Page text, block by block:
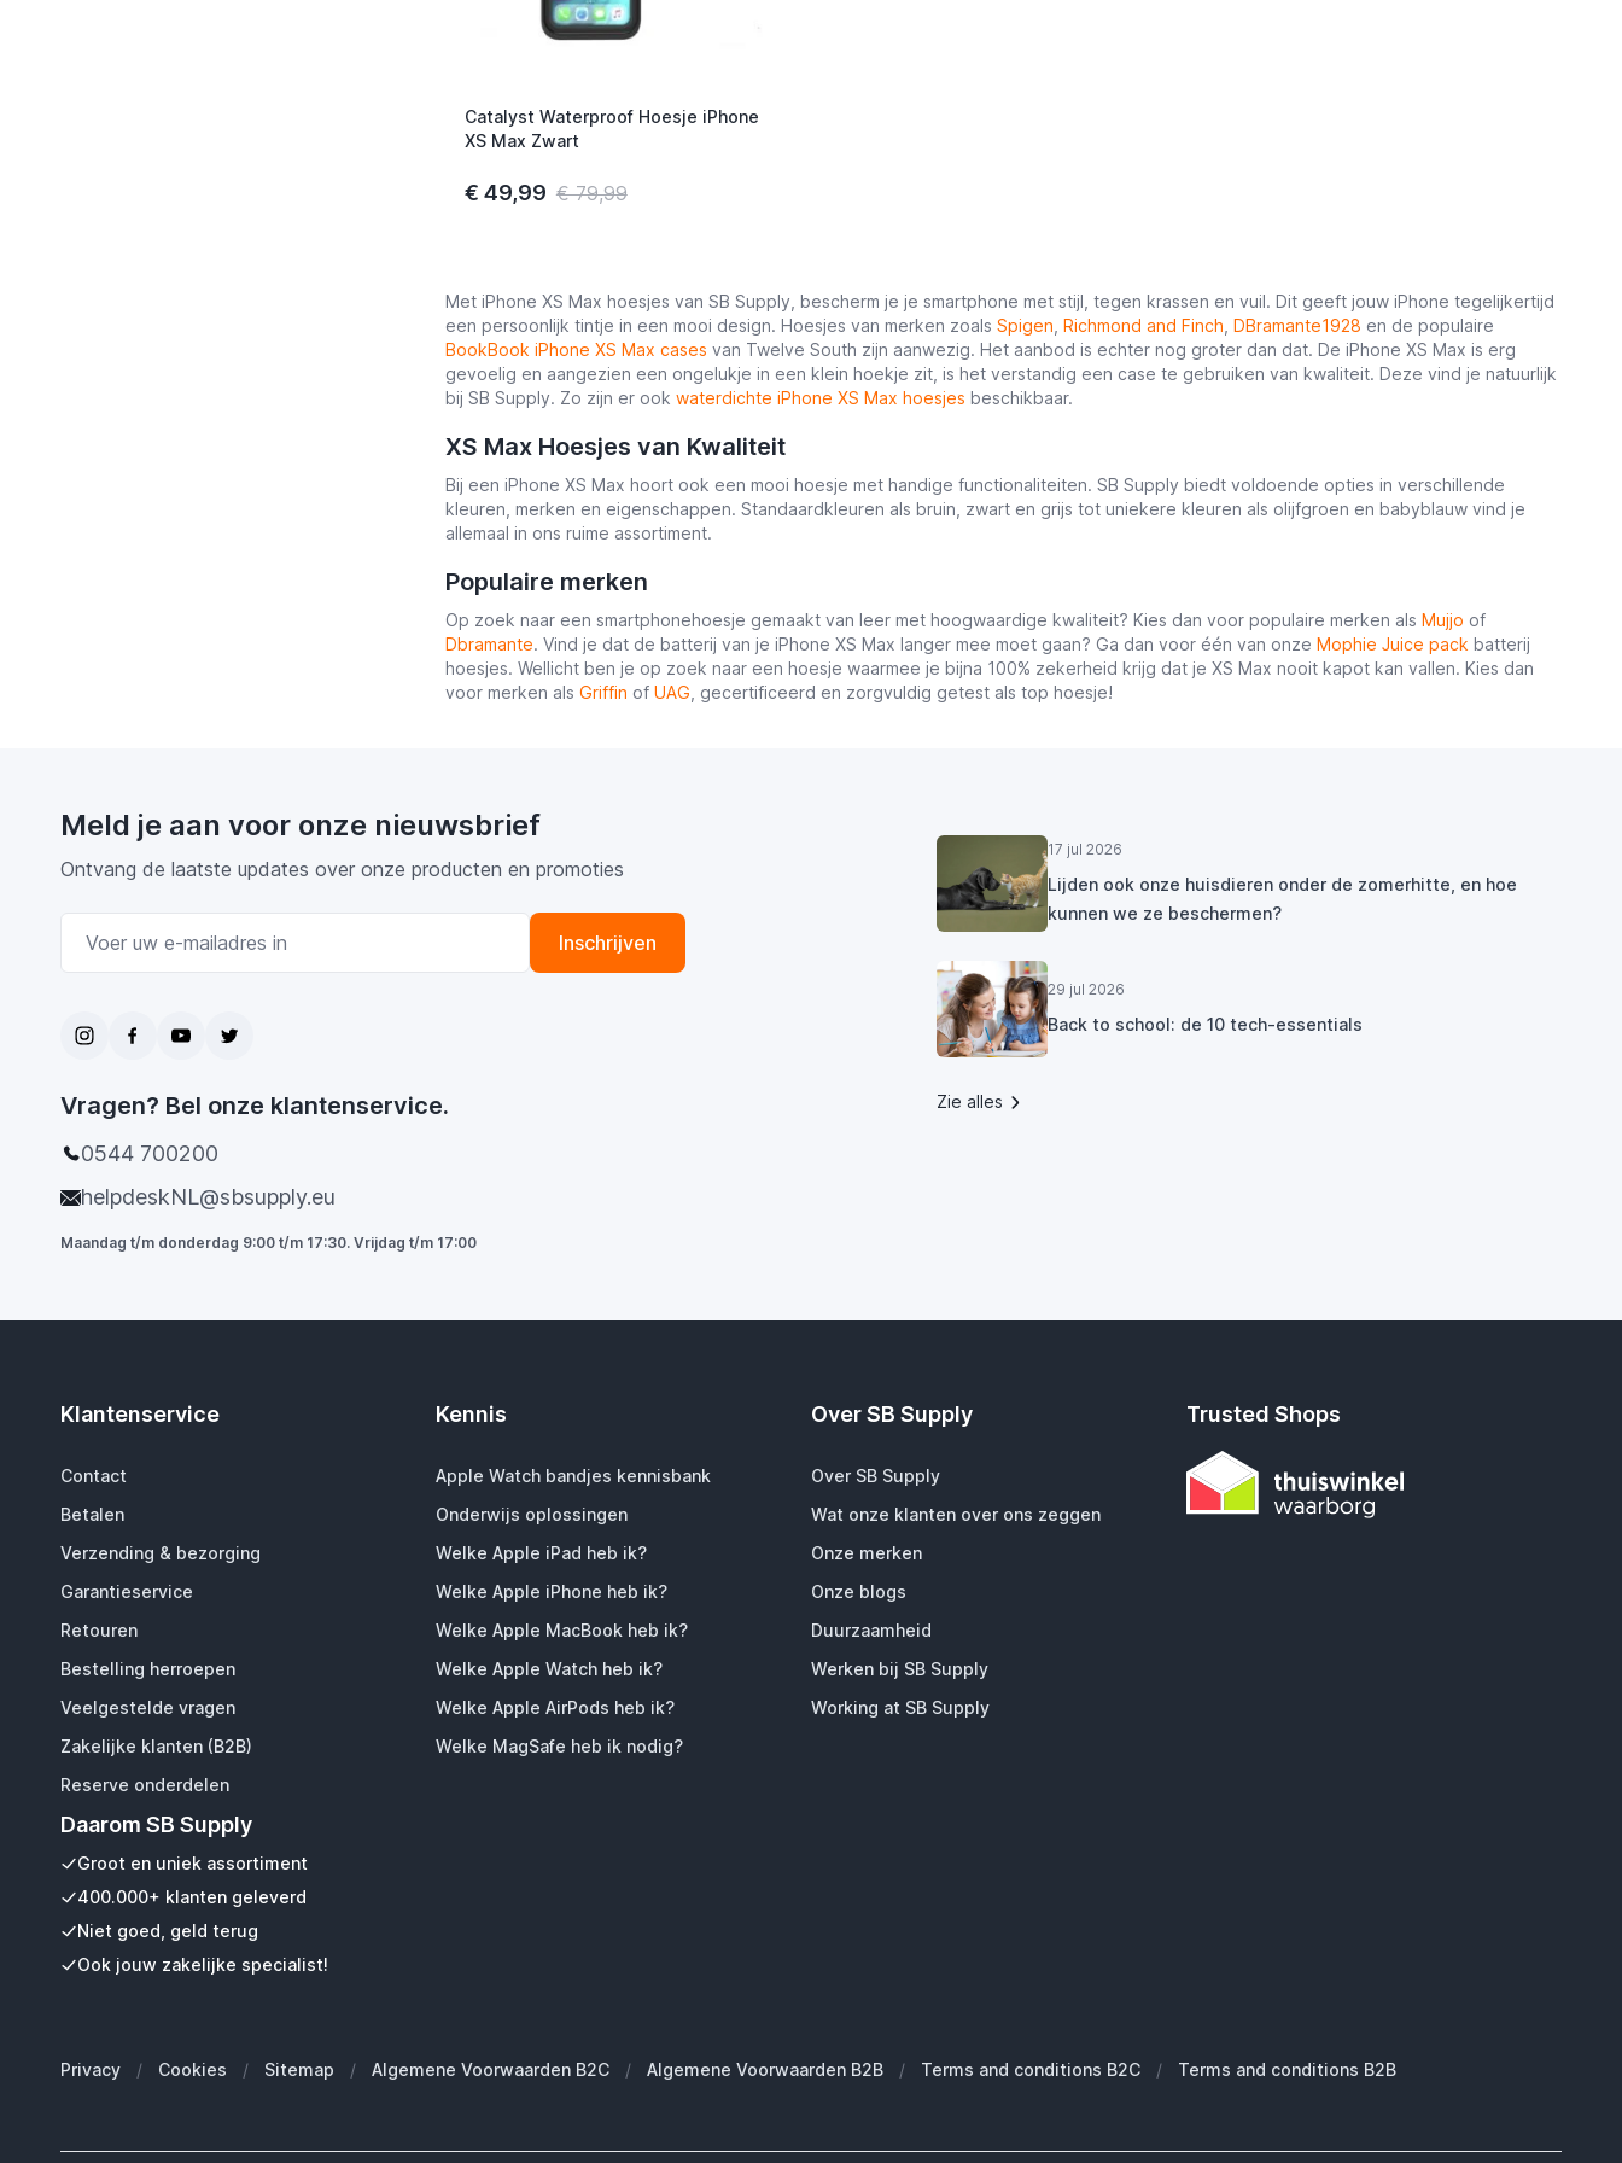
Catalyst Waterproof Hoesje iPhone
XS Max Zwart
€ 49,99 € 79,99
Met iPhone XS Max hoesjes van SB Supply, bescherm je je smartphone met stijl, tegen krassen en vuil. Dit geeft jouw iPhone tegelijkertijd
een persoonlijk tintje in een mooi design. Hoesjes van merken zoals Spigen, Richmond and Finch, DBramante1928 en de populaire
BookBook iPhone XS Max cases van Twelve South zijn aanwezig. Het aanbod is echter nog groter dan dat. De iPhone XS Max is erg
gevoelig en aangezien een ongelukje in een klein hoekje zit, is het verstandig een case te gebruiken van kwaliteit. Deze vind je natuurlijk
bij SB Supply. Zo zijn er ook waterdichte iPhone XS Max hoesjes beschikbaar.
XS Max Hoesjes van Kwaliteit
Bij een iPhone XS Max hoort ook een mooi hoesje met handige functionaliteiten. SB Supply biedt voldoende opties in verschillende
kleuren, merken en eigenschappen. Standaardkleuren als bruin, zwart en grijs tot uniekere kleuren als olijfgroen en babyblauw vind je
allemaal in ons ruime assortiment.
Populaire merken
Op zoek naar een smartphonehoesje gemaakt van leer met hoogwaardige kwaliteit? Kies dan voor populaire merken als Mujjo of
Dbramante. Vind je dat de batterij van je iPhone XS Max langer mee moet gaan? Ga dan voor één van onze Mophie Juice pack batterij
hoesjes. Wellicht ben je op zoek naar een hoesje waarmee je bijna 100% zekerheid krijg dat je XS Max nooit kapot kan vallen. Kies dan
voor merken als Griffin of UAG, gecertificeerd en zorgvuldig getest als top hoesje!
Meld je aan voor onze nieuwsbrief
Ontvang de laatste updates over onze producten en promoties
Inschrijven
Vragen? Bel onze klantenservice.
0544 700200
helpdeskNL@sbsupply.eu
Maandag t/m donderdag 9:00 t/m 17:30. Vrijdag t/m 17:00
17 jul 2026
Lijden ook onze huisdieren onder de zomerhitte, en hoe
kunnen we ze beschermen?
29 jul 2026
Back to school: de 10 tech-essentials
Zie alles
Klantenservice
Contact
Betalen
Verzending & bezorging
Garantieservice
Retouren
Bestelling herroepen
Veelgestelde vragen
Zakelijke klanten (B2B)
Reserve onderdelen
Daarom SB Supply
Groot en uniek assortiment
400.000+ klanten geleverd
Niet goed, geld terug
Ook jouw zakelijke specialist!
Kennis
Apple Watch bandjes kennisbank
Onderwijs oplossingen
Welke Apple iPad heb ik?
Welke Apple iPhone heb ik?
Welke Apple MacBook heb ik?
Welke Apple Watch heb ik?
Welke Apple AirPods heb ik?
Welke MagSafe heb ik nodig?
Over SB Supply
Over SB Supply
Wat onze klanten over ons zeggen
Onze merken
Onze blogs
Duurzaamheid
Werken bij SB Supply
Working at SB Supply
Trusted Shops
Privacy / Cookies / Sitemap / Algemene Voorwaarden B2C / Algemene Voorwaarden B2B / Terms and conditions B2C / Terms and conditions B2B